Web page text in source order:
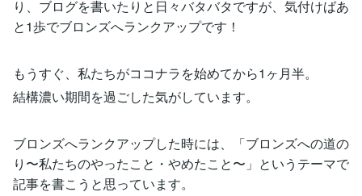
り、ブログを書いたりと日々バタバタですが、気付けばあ
と1歩でブロンズへランクアップです！
もうすぐ、私たちがココナラを始めてから1ヶ月半。
結構濃い期間を過ごした気がしています。
ブロンズへランクアップした時には、「ブロンズへの道の
り〜私たちのやったこと・やめたこと〜」というテーマで
記事を書こうと思っています。